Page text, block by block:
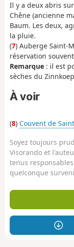
Il y a deux abris
Chêne (ancienne
Baum. Les deux,
la pluie.
(7) Auberge Saint-
réservation
Remarque : il est
sèches du
À voir
(8) Couvent de
Soyez toujours
Visorando et
tenus
quelconque